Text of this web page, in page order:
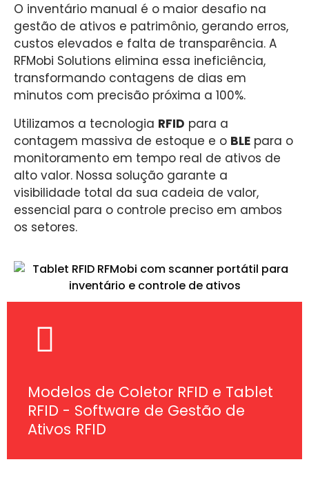
O inventário manual é o maior desafio na
gestão de ativos e patrimônio, gerando erros,
custos elevados e falta de transparência. A
RFMobi Solutions elimina essa ineficiência,
transformando contagens de dias em
minutos com precisão próxima a 100%.
Utilizamos a tecnologia RFID para a
contagem massiva de estoque e o BLE para o
monitoramento em tempo real de ativos de
alto valor. Nossa solução garante a
visibilidade total da sua cadeia de valor,
essencial para o controle preciso em ambos
os setores.
Modelos de Coletor RFID e Tablet
RFID - Software de Gestão de
Ativos RFID